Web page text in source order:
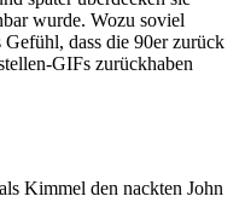
wurde. Wozu soviel
dass die 90er zurück
GIFs zurückhaben
Kimmel den nackten John